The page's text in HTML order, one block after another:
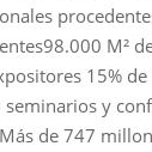
M²
15%
y
de 747